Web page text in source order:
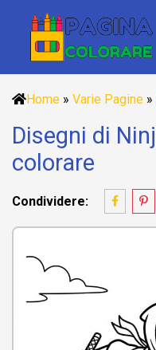
Home » Varie Pagine »
Disegni di
colorare
Condividere: